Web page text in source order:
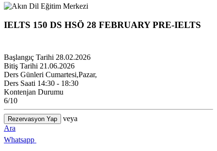
IELTS 150 DS HSÖ 28 FEBRUARY PRE-IELTS
Başlangıç Tarihi 28.02.2026
Bitiş Tarihi 21.06.2026
Ders Günleri Cumartesi,Pazar,
Ders Saati 14:30 - 18:30
Kontenjan Durumu
6/10
Rezervasyon Yap
veya
Ara
Whatsapp